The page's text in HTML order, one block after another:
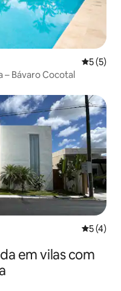
5 de
5 (5)
– Bávaro Cocotal
5 de
5 (4)
em vilas com